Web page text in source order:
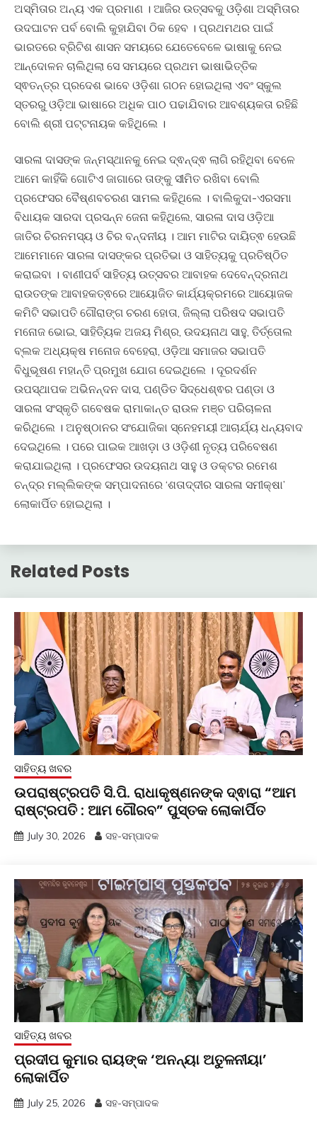
ଅସ୍ମିତାର ଅନ୍ୟ ଏକ ପ୍ରମାଣ । ଆଜିର ଉତ୍ସବକୁ ଓଡ଼ିଶା ଅସ୍ମିତାର
ଉଦଘାଟନ ପର୍ବ ବୋଲି କୁହାଯିବା ଠିକ ହେବ । ପ୍ରଥମଥର ପାଇଁ
ଭାରତରେ ବ୍ରିଟିଶ ଶାସନ ସମୟରେ ଯେତେବେଳେ ଭାଷାକୁ ନେଇ
ଆନ୍ଦୋଳନ ଚାଲିଥିଲା ସେ ସମୟରେ ପ୍ରଥମ ଭାଷାଭିତ୍ତିକ
ସ୍ଵତନ୍ତ୍ର ପ୍ରଦେଶ ଭାବେ ଓଡ଼ିଶା ଗଠନ ହୋଇଥିଲା ଏବଂ ସ୍କୁଲ
ସ୍ତରରୁ ଓଡ଼ିଆ ଭାଷାରେ ଅଧିକ ପାଠ ପଢାଯିବାର ଆବଶ୍ୟକତା ରହିଛି
ବୋଲି ଶ୍ରୀ ପଟ୍ଟନାୟକ କହିଥିଲେ ।
ସାରଳା ଦାସଙ୍କ ଜନ୍ମସ୍ଥାନକୁ ନେଇ ଦ୍ଵନ୍ଦ୍ଵ ଲାଗି ରହିଥିବା ବେଳେ
ଆମେ କାହିଁକି ଗୋଟିଏ ଜାଗାରେ ତାଙ୍କୁ ସୀମିତ ରଖିବା ବୋଲି
ପ୍ରଫେସର ବୈଷ୍ଣବଚରଣ ସାମଲ କହିଥିଲେ । ବାଲିକୁଦା-ଏରସମା
ବିଧାୟକ ସାରଦା ପ୍ରସନ୍ନ ଜେନା କହିଥିଲେ, ସାରଳା ଦାସ ଓଡ଼ିଆ
ଜାତିର ଚିରନମସ୍ୟ ଓ ଚିର ବନ୍ଦନୀୟ । ଆମ ମାଟିର ଦାୟିତ୍ଵ ହେଉଛି
ଆମେମାନେ ସାରଳା ଦାସଙ୍କର ପ୍ରତିଭା ଓ ସାହିତ୍ୟକୁ ପ୍ରତିଷ୍ଠିତ
କରାଇବା । ବାଣୀପର୍ବ ସାହିତ୍ୟ ଉତ୍ସବର ଆବାହକ ଦେବେନ୍ଦ୍ରନାଥ
ରାଉତଙ୍କ ଆବାହକତ୍ଵରେ ଆୟୋଜିତ କାର୍ଯ୍ୟକ୍ରମରେ ଆୟୋଜକ
କମିଟି ସଭାପତି ଗୌରାଙ୍ଗ ଚରଣ ହୋତା, ଜିଲ୍ଲା ପରିଷଦ ସଭାପତି
ମନୋଜ ଭୋଇ, ସାହିତ୍ୟିକ ଅଜୟ ମିଶ୍ର, ଉଦୟନାଥ ସାହୁ, ତିର୍ତ୍ତୋଲ
ବ୍ଲକ ଅଧ୍ୟକ୍ଷ ମନୋଜ ବେହେରା, ଓଡ଼ିଆ ସମାଜର ସଭାପତି
ବିଧୁଭୂଷଣ ମହାନ୍ତି ପ୍ରମୁଖ ଯୋଗ ଦେଇଥିଲେ । ଦୂରଦର୍ଶନ
ଉପସ୍ଥାପକ ଅଭିନନ୍ଦନ ଦାସ, ପଣ୍ଡିତ ସିଦ୍ଧେଶ୍ଵର ପଣ୍ଡା ଓ
ସାରଳା ସଂସ୍କୃତି ଗବେଷକ ରାମାକାନ୍ତ ରାଉଳ ମଞ୍ଚ ପରିଚାଳନା
କରିଥିଲେ । ଅନୁଷ୍ଠାନର ସଂଯୋଜିକା ସ୍ନେହମୟୀ ଆଚାର୍ଯ୍ୟ ଧନ୍ୟବାଦ
ଦେଇଥିଲେ । ପରେ ପାଇକ ଆଖଡ଼ା ଓ ଓଡ଼ିଶୀ ନୃତ୍ୟ ପରିବେଷଣ
କରାଯାଇଥିଲା । ପ୍ରଫେସର ଉଦୟନାଥ ସାହୁ ଓ ଡକ୍ଟର ରମେଶ
ଚନ୍ଦ୍ର ମଲ୍ଲିକଙ୍କ ସମ୍ପାଦନାରେ ‘ଶତାଦ୍ଦୀର ସାରଳା ସମୀକ୍ଷା’
ଲୋକାର୍ପିତ ହୋଇଥିଲା ।
Related Posts
ସାହିତ୍ୟ ଖବର
ଉପରାଷ୍ଟ୍ରପତି ସି.ପି. ରାଧାକୃଷ୍ଣନଙ୍କ ଦ୍ଵାରା “ଆମ
ରାଷ୍ଟ୍ରପତି : ଆମ ଗୌରବ” ପୁସ୍ତକ ଲୋକାର୍ପିତ
July 30, 2026 ସହ-ସମ୍ପାଦକ
ସାହିତ୍ୟ ଖବର
ପ୍ରଦୀପ କୁମାର ରାୟଙ୍କ ‘ଅନନ୍ୟା ଅତୁଳନୀୟା’
ଲୋକାର୍ପିତ
July 25, 2026 ସହ-ସମ୍ପାଦକ